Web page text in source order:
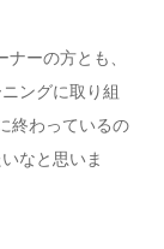
ーの方とも、
ングに取り組
終わっているの
なと思いま